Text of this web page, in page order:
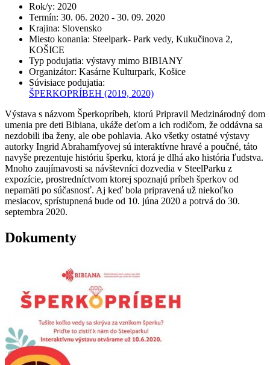
Rok/y: 2020
Termín: 30. 06. 2020 - 30. 09. 2020
Krajina: Slovensko
Miesto konania: Steelpark- Park vedy, Kukučinova 2,
KOŠICE
Typ podujatia: výstavy mimo BIBIANY
Organizátor: Kasárne Kulturpark, Košice
Súvisiace podujatia:
ŠPERKOPRÍBEH (2019, 2020)
Výstava s názvom Šperkopríbeh, ktorú Pripravil Medzinárodný dom
umenia pre deti Bibiana, ukáže deťom a ich rodičom, že oddávna sa
nezdobili iba ženy, ale obe pohlavia. Ako všetky ostatné výstavy
autorky Ingrid Abrahamfyovej sú interaktívne hravé a poučné, táto
navyše prezentuje históriu šperku, ktorá je dlhá ako história ľudstva.
Mnoho zaujímavosti sa návštevníci dozvedia v SteelParku z
expozície, prostredníctvom ktorej spoznajú príbeh šperkov od
nepamäti po súčasnosť. Aj keď bola pripravená už niekoľko
mesiacov, sprístupnená bude od 10. júna 2020 a potrvá do 30.
septembra 2020.
Dokumenty